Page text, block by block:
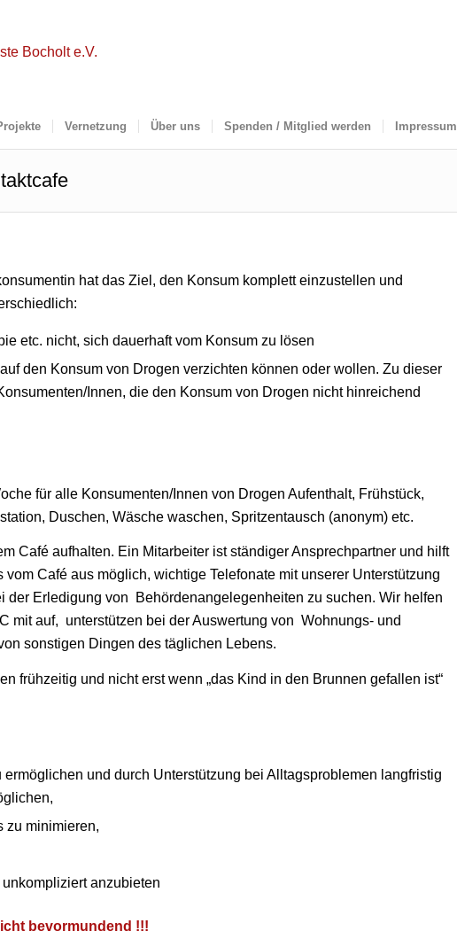
Vernetzung Über uns Spenden / Mitglied werden Impressum
hat das Ziel, den Konsum komplett einzustellen und
etc. nicht, sich dauerhaft vom Konsum zu lösen
den Konsum von Drogen verzichten können oder wollen. Zu dieser
Innen, die den Konsum von Drogen nicht hinreichend
für alle Konsumenten/Innen von Drogen Aufenthalt, Frühstück,
Duschen, Wäsche waschen, Spritzentausch (anonym) etc.
Café aufhalten. Ein Mitarbeiter ist ständiger Ansprechpartner und hilft
Café aus möglich, wichtige Telefonate mit unserer Unterstützung
der Erledigung von Behördenangelegenheiten zu suchen. Wir helfen
mit auf, unterstützen bei der Auswertung von Wohnungs- und
sonstigen Dingen des täglichen Lebens.
frühzeitig und nicht erst wenn „das Kind in den Brunnen gefallen ist“
und durch Unterstützung bei Alltagsproblemen langfristig
zu minimieren,
anzubieten
bevormundend !!!